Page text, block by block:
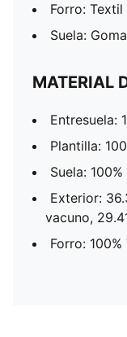
Forro: Textil
Suela: Goma
MATERIAL
Entresuela:
Plantilla:
Suela:
Exterior:
vacuno,
Forro: 100%